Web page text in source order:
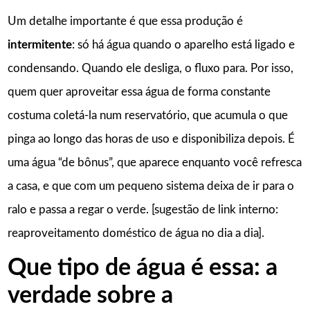
Um detalhe importante é que essa produção é
intermitente: só há água quando o aparelho está ligado e
condensando. Quando ele desliga, o fluxo para. Por isso,
quem quer aproveitar essa água de forma constante
costuma coletá-la num reservatório, que acumula o que
pinga ao longo das horas de uso e disponibiliza depois. É
uma água “de bônus”, que aparece enquanto você refresca
a casa, e que com um pequeno sistema deixa de ir para o
ralo e passa a regar o verde. [sugestão de link interno:
reaproveitamento doméstico de água no dia a dia].
Que tipo de água é essa: a
verdade sobre a